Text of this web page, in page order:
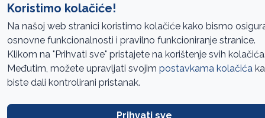
Oglasi
Uslovi korištenja
Javne nabavke
Zaštita privatnosti
FAQ
Koristimo kolačiće!
Na našoj web stranici koristimo kolačiće kako bismo
osnovne funkcionalnosti i pravilno funkcioniranje stranice.
Klikom na "Prihvati sve" pristajete na korištenje svih
Međutim, možete upravljati svojim postavkama kolačića
biste dali kontrolirani pristanak.
Prihvati sve